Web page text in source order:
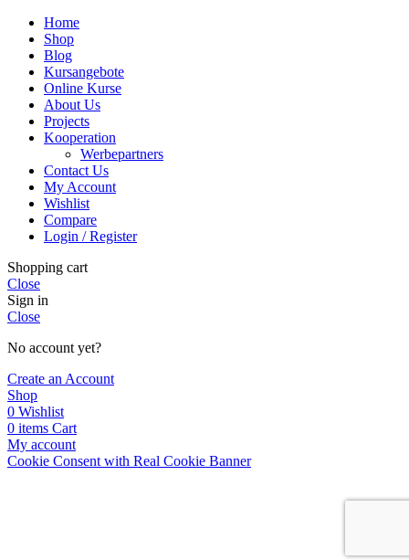
Home
Shop
Blog
Kursangebote
Online Kurse
About Us
Projects
Kooperation
Werbepartners
Contact Us
My Account
Wishlist
Compare
Login / Register
Shopping cart
Close
Sign in
Close
No account yet?
Create an Account
Shop
0 Wishlist
0 items Cart
My account
Cookie Consent with Real Cookie Banner